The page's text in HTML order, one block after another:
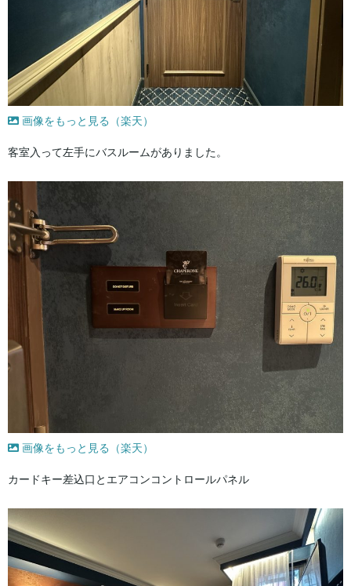
画像をもっと見る（楽天）
客室入って左手にバスルームがありました。
画像をもっと見る（楽天）
カードキー差込口とエアコンコントロールパネル